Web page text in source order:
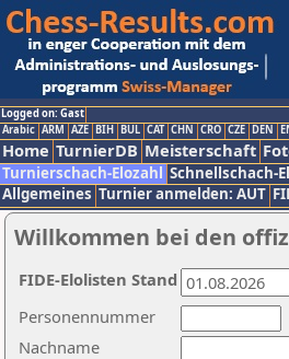
Logged on: Gast
Arabic ARM AZE BIH BUL CAT CHN CRO CZE DEN
Home TurnierDB Meisterschaft
Turnierschach-Elozahl Schnellschach-
Allgemeines Turnier anmelden: AUT
Willkommen bei den
Nachname
Personennummer
FIDE-Elolisten Stand